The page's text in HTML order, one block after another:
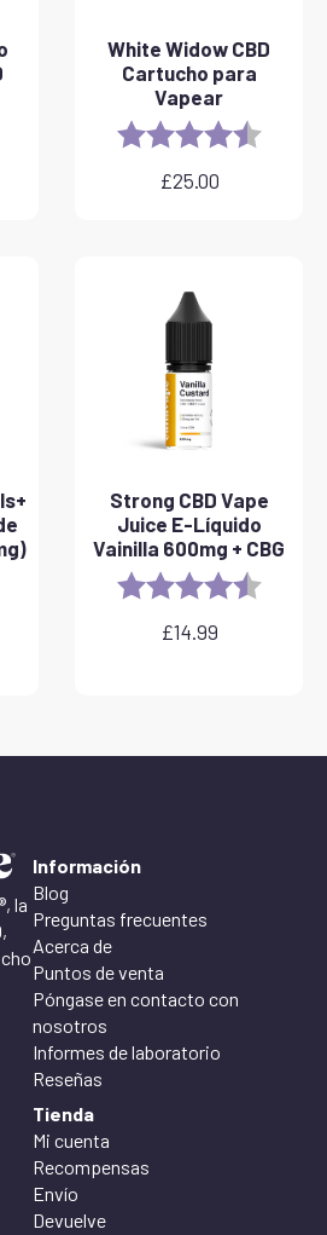
out of 5 stars
White Widow CBD
Cartucho para
Vapear
Rating: 4.6 out
£25.00
out of 5 stars
Strong CBD Vape
Juice E-Líquido
Vainilla 600mg + CBG
Rating: 4.6 out
£14.99
la
Información
Blog
Preguntas frecuentes
Acerca de
Puntos de venta
Póngase en contacto con
nosotros
Informes de laboratorio
Reseñas
Tienda
Mi cuenta
Recompensas
Envío
Devuelve